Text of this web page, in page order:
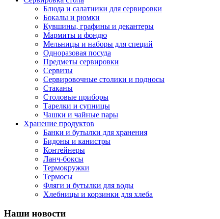
Блюда и салатники для сервировки
Бокалы и рюмки
Кувшины, графины и декантеры
Мармиты и фондю
Мельницы и наборы для специй
Одноразовая посуда
Предметы сервировки
Сервизы
Сервировочные столики и подносы
Стаканы
Столовые приборы
Тарелки и супницы
Чашки и чайные пары
Хранение продуктов
Банки и бутылки для хранения
Бидоны и канистры
Контейнеры
Ланч-боксы
Термокружки
Термосы
Фляги и бутылки для воды
Хлебницы и корзинки для хлеба
Наши новости